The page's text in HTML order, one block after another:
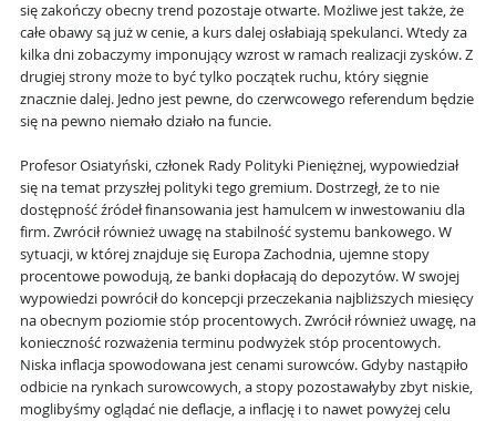
się zakończy obecny trend pozostaje otwarte. Możliwe jest także, że
całe obawy są już w cenie, a kurs dalej osłabiają spekulanci. Wtedy za
kilka dni zobaczymy imponujący wzrost w ramach realizacji zysków. Z
drugiej strony może to być tylko początek ruchu, który sięgnie
znacznie dalej. Jedno jest pewne, do czerwcowego referendum będzie
się na pewno niemało działo na funcie.
Profesor Osiatyński, członek Rady Polityki Pieniężnej, wypowiedział
się na temat przyszłej polityki tego gremium. Dostrzegł, że to nie
dostępność źródeł finansowania jest hamulcem w inwestowaniu dla
firm. Zwrócił również uwagę na stabilność systemu bankowego. W
sytuacji, w której znajduje się Europa Zachodnia, ujemne stopy
procentowe powodują, że banki dopłacają do depozytów. W swojej
wypowiedzi powrócił do koncepcji przeczekania najbliższych miesięcy
na obecnym poziomie stóp procentowych. Zwrócił również uwagę, na
konieczność rozważenia terminu podwyżek stóp procentowych.
Niska inflacja spowodowana jest cenami surowców. Gdyby nastąpiło
odbicie na rynkach surowcowych, a stopy pozostawałyby zbyt niskie,
moglibyśmy oglądać nie deflacje, a inflację i to nawet powyżej celu